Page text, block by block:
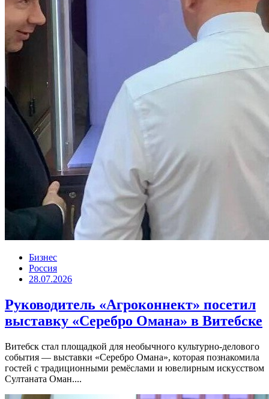
Бизнес
Россия
28.07.2026
Руководитель «Агроконнект» посетил
выставку «Серебро Омана» в Витебске
Витебск стал площадкой для необычного культурно-делового
события — выставки «Серебро Омана», которая познакомила
гостей с традиционными ремёслами и ювелирным искусством
Султаната Оман....